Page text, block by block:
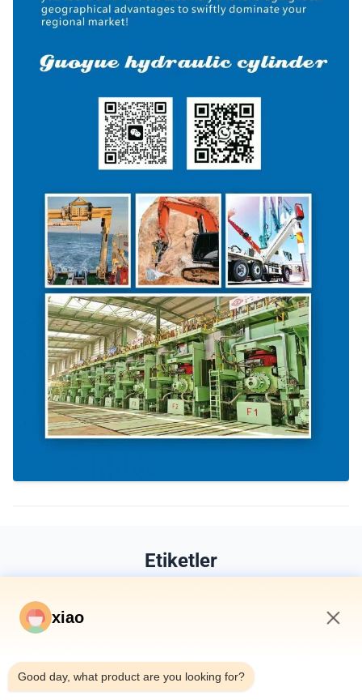
Etiketler
Hidrolik silindir
Şunlar da hoşunuza gidebilir
xiao
Good day, what product are you looking for?